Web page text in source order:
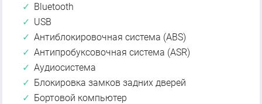
Bluetooth
USB
Антиблокировочная система (ABS)
Антипробуксовочная система (ASR)
Аудиосистема
Блокировка замков задних дверей
Бортовой компьютер